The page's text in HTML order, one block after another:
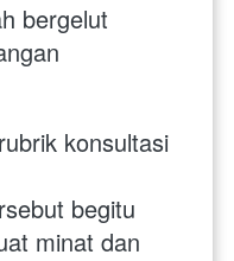
bergelut
konsultasi
begitu
minat dan